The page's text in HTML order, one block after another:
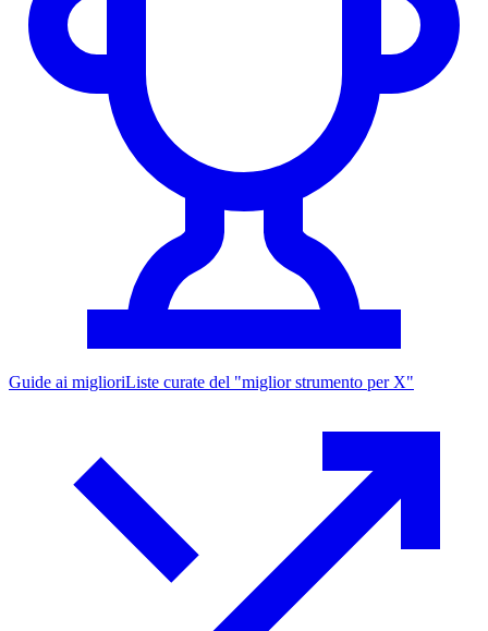
Guide ai miglioriListe curate del "miglior strumento per X"